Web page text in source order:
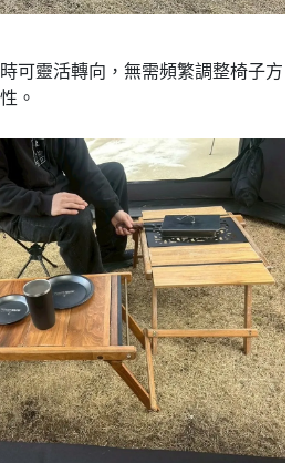
可靈活轉向，無需頻繁調整椅子方
。